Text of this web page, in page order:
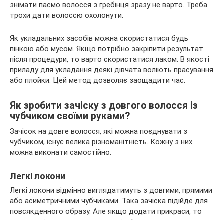
знімати пасмо волосся з гребінця зразу не варто. Треба
трохи дати волоссю охолонути.
Як укладальних засобів можна скористатися будь
пінкою або мусом. Якщо потрібно закріпити результат
після процедури, то варто скористатися лаком. В якості
приладу для укладання деякі дівчата воліють прасування
або плойки. Цей метод дозволяє заощадити час.
Як зробити зачіску з довгого волосся із
чубчиком своїми руками?
Зачісок на довге волосся, які можна поєднувати з
чубчиком, існує велика різноманітність. Кожну з них
можна виконати самостійно.
Легкі локони
Легкі локони відмінно виглядатимуть з довгими, прямими
або асиметричними чубчиками. Така зачіска підійде для
повсякденного образу. Але якщо додати прикраси, то